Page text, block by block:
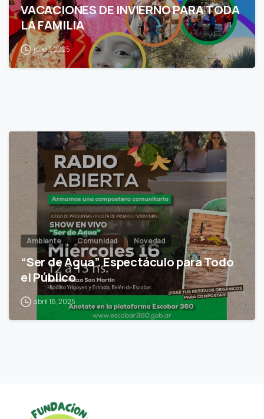
VACACIONES DE INVIERNO PARA TODA
LA FAMILIA
julio 7, 2025
Ambiente Comunidad Novedad
“Ser de Agua”. Espectáculo para Todo
el Público
abril 16, 2025